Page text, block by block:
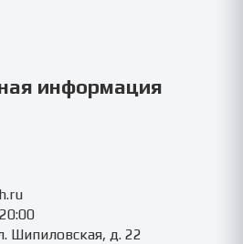
информация
Шипиловская, д. 22